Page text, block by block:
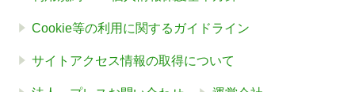
Cookie等の利用に関するガイドライン
サイトアクセス情報の取得について